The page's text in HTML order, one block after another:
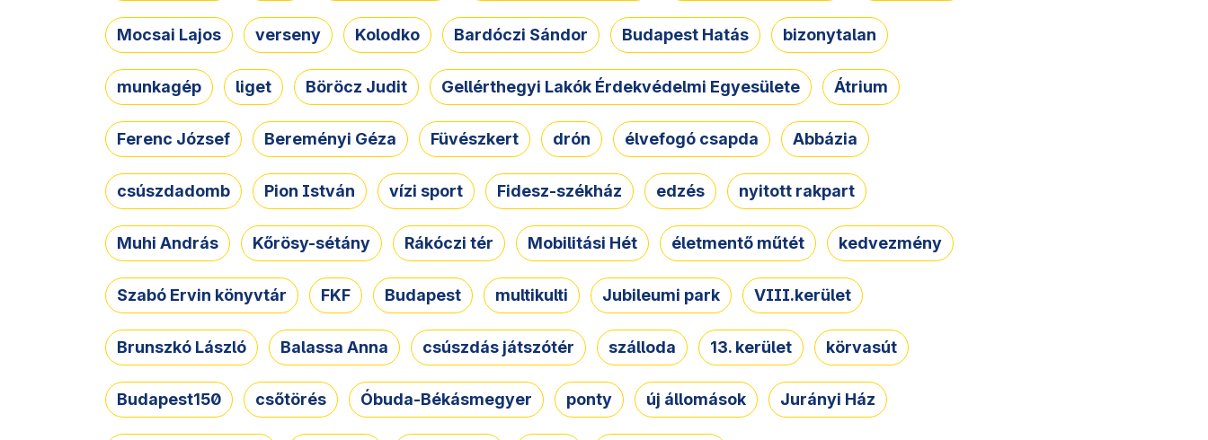
Mocsai Lajos verseny Kolodko Bardóczi Sándor Budapest Hatás bizonytalan
munkagép liget Böröcz Judit Gellérthegyi Lakók Érdekvédelmi Egyesülete Átrium
Ferenc József Bereményi Géza Füvészkert drón élvefogó csapda Abbázia
csúszdadomb Pion István vízi sport Fidesz-székház edzés nyitott rakpart
Muhi András Kőrösy-sétány Rákóczi tér Mobilitási Hét életmentő műtét kedvezmény
Szabó Ervin könyvtár FKF Budapest multikulti Jubileumi park VIII.kerület
Brunszkó László Balassa Anna csúszdás játszótér szálloda 13. kerület körvasút
Budapest150 csőtörés Óbuda-Békásmegyer ponty új állomások Jurányi Ház